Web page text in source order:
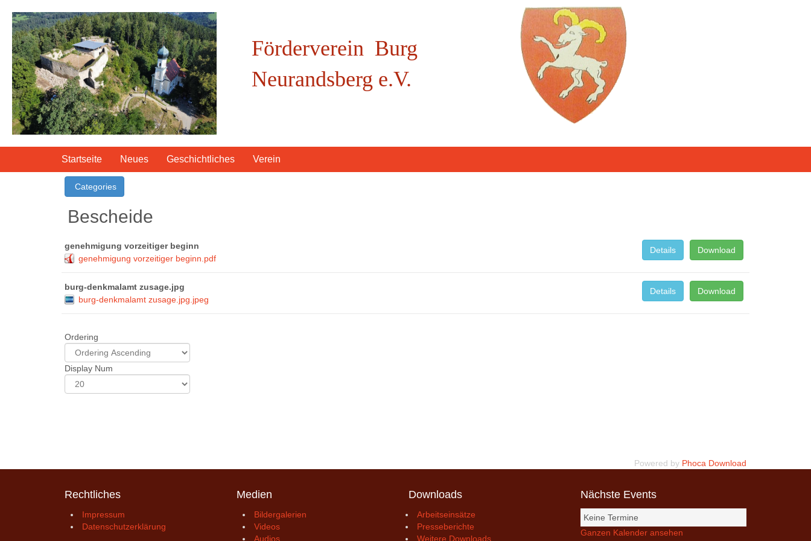
Förderverein Burg
Neurandsberg e.V.
Startseite Neues Geschichtliches Verein
Categories
Bescheide
genehmigung vorzeitiger beginn
genehmigung vorzeitiger beginn.pdf
Download
Details
burg-denkmalamt zusage.jpg
burg-denkmalamt zusage.jpg.jpeg
Download
Details
Ordering
Display Num
Powered by Phoca Download
Rechtliches
Impressum
Datenschutzerklärung
Medien
Bildergalerien
Videos
Audios
Downloads
Arbeitseinsätze
Presseberichte
Weitere Downloads
Nächste Events
Keine Termine
Ganzen Kalender ansehen